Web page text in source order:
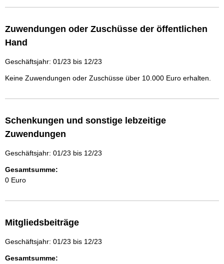
Zuwendungen oder Zuschüsse der öffentlichen
Hand
Geschäftsjahr: 01/23 bis 12/23
Keine Zuwendungen oder Zuschüsse über 10.000 Euro erhalten.
Schenkungen und sonstige lebzeitige
Zuwendungen
Geschäftsjahr: 01/23 bis 12/23
Gesamtsumme:
0 Euro
Mitgliedsbeiträge
Geschäftsjahr: 01/23 bis 12/23
Gesamtsumme: